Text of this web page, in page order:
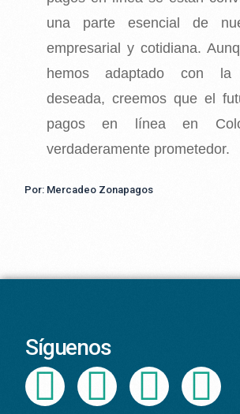
una parte esencial de
empresarial y cotidiana.
hemos adaptado con la
deseada, creemos que el
pagos en línea en
verdaderamente prometedor.
Por: Mercadeo Zonapagos
Síguenos